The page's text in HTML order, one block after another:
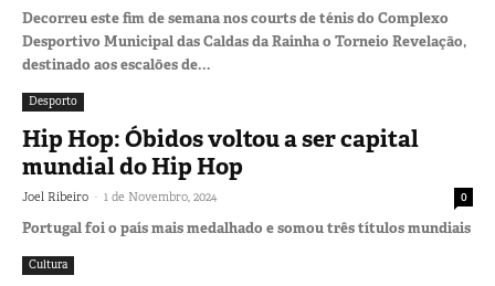
Decorreu este fim de semana nos courts de ténis do Complexo
Desportivo Municipal das Caldas da Rainha o Torneio Revelação,
destinado aos escalões de...
Desporto
Hip Hop: Óbidos voltou a ser capital
mundial do Hip Hop
Joel Ribeiro - 1 de Novembro, 2024 0
Portugal foi o país mais medalhado e somou três títulos mundiais
Cultura